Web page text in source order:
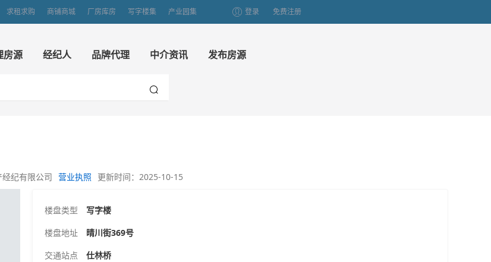
求租求购 商铺商城 厂房库房 写字楼集 产业园集 登录 免费注册
房源 经纪人 品牌代理 中介资讯 发布房源
纪有限公司 营业执照 更新时间：2025-10-15
楼盘类型
写字楼
楼盘地址
晴川街369号
交通站点
仕林桥